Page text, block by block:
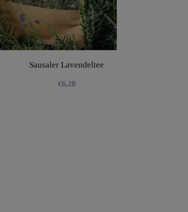
Sausaler Lavendeltee
€6,20